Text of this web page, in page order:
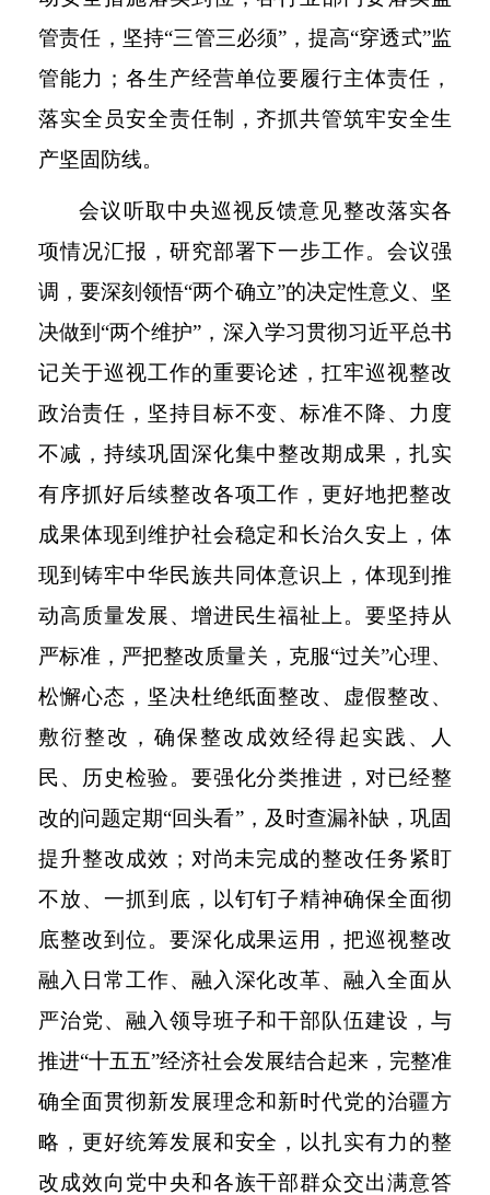
管责任，坚持“三管三必须”，提高“穿透式”监
管能力；各生产经营单位要履行主体责任，
落实全员安全责任制，齐抓共管筑牢安全生
产坚固防线。
会议听取中央巡视反馈意见整改落实各
项情况汇报，研究部署下一步工作。会议强
调，要深刻领悟“两个确立”的决定性意义、坚
决做到“两个维护”，深入学习贯彻习近平总书
记关于巡视工作的重要论述，扛牢巡视整改
政治责任，坚持目标不变、标准不降、力度
不减，持续巩固深化集中整改期成果，扎实
有序抓好后续整改各项工作，更好地把整改
成果体现到维护社会稳定和长治久安上，体
现到铸牢中华民族共同体意识上，体现到推
动高质量发展、增进民生福祉上。要坚持从
严标准，严把整改质量关，克服“过关”心理、
松懈心态，坚决杜绝纸面整改、虚假整改、
敷衍整改，确保整改成效经得起实践、人
民、历史检验。要强化分类推进，对已经整
改的问题定期“回头看”，及时查漏补缺，巩固
提升整改成效；对尚未完成的整改任务紧盯
不放、一抓到底，以钉钉子精神确保全面彻
底整改到位。要深化成果运用，把巡视整改
融入日常工作、融入深化改革、融入全面从
严治党、融入领导班子和干部队伍建设，与
推进“十五五”经济社会发展结合起来，完整准
确全面贯彻新发展理念和新时代党的治疆方
略，更好统筹发展和安全，以扎实有力的整
改成效向党中央和各族干部群众交出满意答